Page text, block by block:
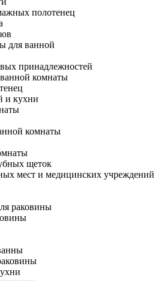
полотенец
для ванной
принадлежностей
ванной комнаты
и кухни
комнаты
щеток
мест и медицинских учреждений
раковины